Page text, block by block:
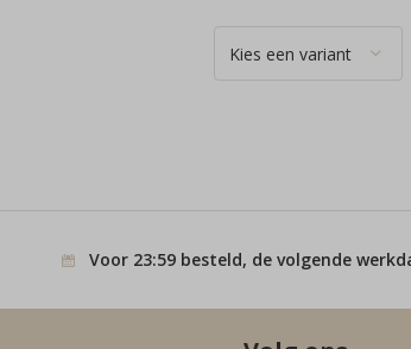
Voor 23:59 besteld, de volgende